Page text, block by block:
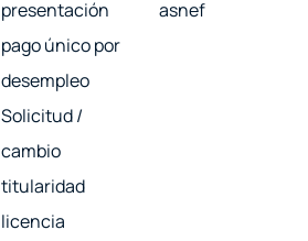
presentación
pago único por
desempleo
Solicitud /
cambio
titularidad
licencia
asnef